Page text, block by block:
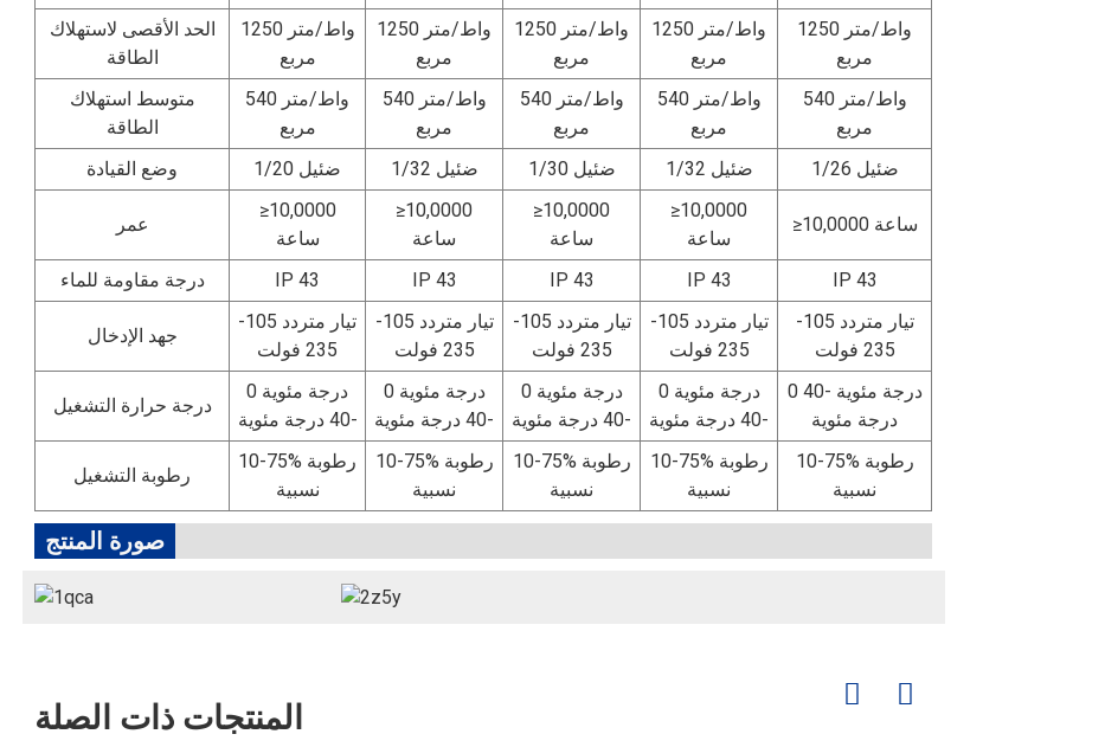
الحد الأقصى لاستهلاك
الطاقة
1250 واط/متر
مربع
1250 واط/متر
مربع
1250 واط/متر
مربع
1250 واط/متر
مربع
1250 واط/متر
مربع
متوسط ​​استهلاك
الطاقة
540 واط/متر
مربع
540 واط/متر
مربع
540 واط/متر
مربع
540 واط/متر
مربع
540 واط/متر
مربع
وضع القيادة
1/20 ضئيل 1/32 ضئيل 1/30 ضئيل 1/32 ضئيل 1/26 ضئيل
عمر
≥10,0000
ساعة
≥10,0000
ساعة
≥10,0000
ساعة
≥10,0000
ساعة
≥10,0000 ساعة
درجة مقاومة للماء IP 43 IP 43 IP 43 IP 43 IP 43
جهد الإدخال
تيار متردد 105-
235 فولت
تيار متردد 105-
235 فولت
تيار متردد 105-
235 فولت
تيار متردد 105-
235 فولت
تيار متردد 105-
235 فولت
درجة حرارة التشغيل
0 درجة مئوية
-40 درجة مئوية
0 درجة مئوية
-40 درجة مئوية
0 درجة مئوية
-40 درجة مئوية
0 درجة مئوية
-40 درجة مئوية
0 درجة مئوية -40
درجة مئوية
رطوبة التشغيل
10-75% رطوبة
نسبية
10-75% رطوبة
نسبية
10-75% رطوبة
نسبية
10-75% رطوبة
نسبية
10-75% رطوبة
نسبية
صورة المنتج
المنتجات ذات الصلة